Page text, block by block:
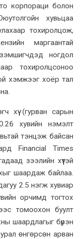
корпораци болон
хувьцаа
тохиролцож,
маргаантай
ногдол
тохиролцсоноо
хэмжээг хоёр тал
хүү (гурван сарын
хувийн нэмэлт
тэнцэж байсан
Financial Times
зээлийн хүүтэй
шаардаж байлаа.
2.5 нэгж хувиар
орчимд тогтох
томоохон буулт
шаардлагыг бүрэн
өнгөрсөн арван